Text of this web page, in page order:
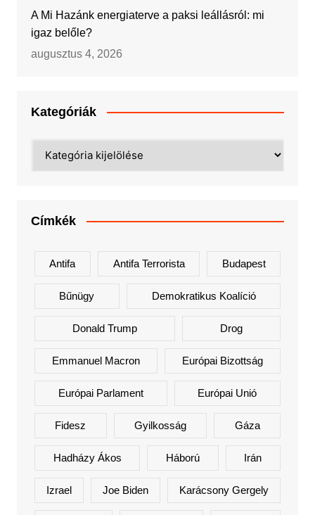
A Mi Hazánk energiaterve a paksi leállásról: mi
igaz belőle?
augusztus 4, 2026
Kategóriák
Címkék
Antifa Antifa Terrorista Budapest
Bűnügy Demokratikus Koalíció
Donald Trump Drog
Emmanuel Macron Európai Bizottság
Európai Parlament Európai Unió
Fidesz Gyilkosság Gáza
Hadházy Ákos Háború Irán
Izrael Joe Biden Karácsony Gergely